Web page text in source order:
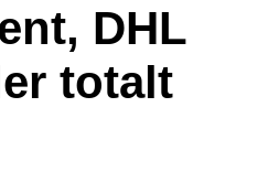
DHL
totalt